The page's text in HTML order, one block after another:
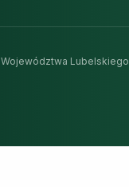
Lubelskiego